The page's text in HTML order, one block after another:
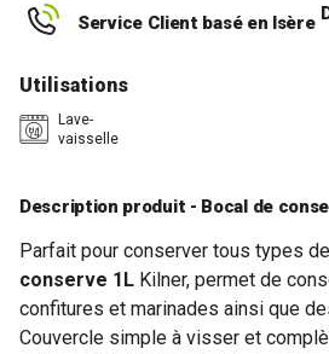
Service Client basé en Isère
Utilisations
Lave-
vaisselle
Description produit - Bocal de
Parfait pour conserver tous types
conserve 1L Kilner, permet de
confitures et marinades ainsi que
Couvercle simple à visser et